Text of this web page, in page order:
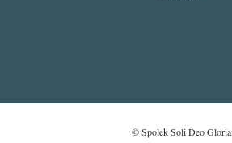
© Spolek Soli Deo Gloria